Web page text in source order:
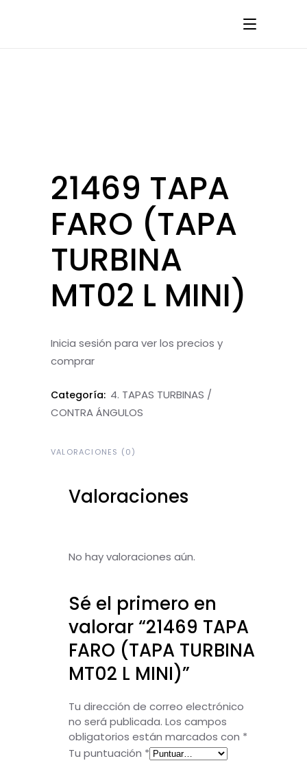
21469 TAPA
FARO (TAPA
TURBINA
MT02 L MINI)
Inicia sesión para ver los precios y
comprar
Categoría: 4. TAPAS TURBINAS /
CONTRA ÁNGULOS
VALORACIONES (0)
Valoraciones
No hay valoraciones aún.
Sé el primero en
valorar “21469 TAPA
FARO (TAPA TURBINA
MT02 L MINI)”
Tu dirección de correo electrónico
no será publicada. Los campos
obligatorios están marcados con *
Tu puntuación *